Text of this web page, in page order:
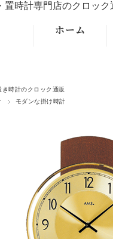
時計専門店のクロッ
ホーム
き時計のクロック通販
モダンな掛け時計